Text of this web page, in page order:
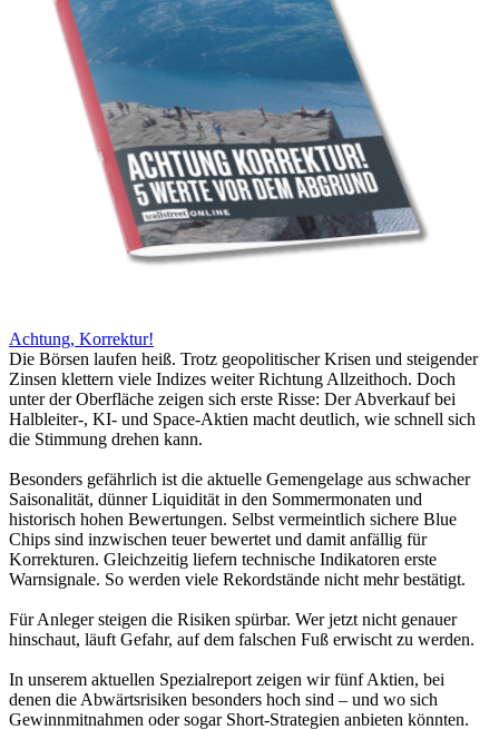
Achtung, Korrektur!
Die Börsen laufen heiß. Trotz geopolitischer Krisen und steigender
Zinsen klettern viele Indizes weiter Richtung Allzeithoch. Doch
unter der Oberfläche zeigen sich erste Risse: Der Abverkauf bei
Halbleiter-, KI- und Space-Aktien macht deutlich, wie schnell sich
die Stimmung drehen kann.
Besonders gefährlich ist die aktuelle Gemengelage aus schwacher
Saisonalität, dünner Liquidität in den Sommermonaten und
historisch hohen Bewertungen. Selbst vermeintlich sichere Blue
Chips sind inzwischen teuer bewertet und damit anfällig für
Korrekturen. Gleichzeitig liefern technische Indikatoren erste
Warnsignale. So werden viele Rekordstände nicht mehr bestätigt.
Für Anleger steigen die Risiken spürbar. Wer jetzt nicht genauer
hinschaut, läuft Gefahr, auf dem falschen Fuß erwischt zu werden.
In unserem aktuellen Spezialreport zeigen wir fünf Aktien, bei
denen die Abwärtsrisiken besonders hoch sind – und wo sich
Gewinnmitnahmen oder sogar Short-Strategien anbieten könnten.